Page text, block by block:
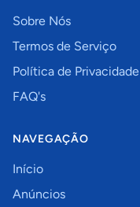
Sobre Nós
Termos de Serviço
Política de Privacidade
FAQ's
NAVEGAÇÃO
Início
Anúncios